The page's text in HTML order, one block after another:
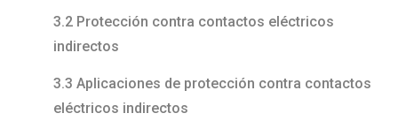
3.2 Protección contra contactos eléctricos
indirectos
3.3 Aplicaciones de protección contra contactos
eléctricos indirectos